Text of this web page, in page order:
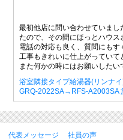
最初他店に問い合わせていま
たので、その間にほっとハウ
電話の対応も良く、質問にも
工事もきれいに仕上がっていて
また何かの時にはお願いしたい
浴室隣接タイプ給湯器(リンナ
GRQ-2022SA→RFS-A2003SA
代表メッセージ 社員の声